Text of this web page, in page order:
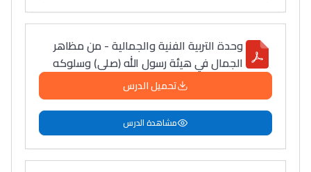
وحدة التربية الفنية والجمالية - من مظاهر
الجمال في هيئة رسول الله (صلى) وسلوكه
تحميل الدرس
مشاهدة الدرس